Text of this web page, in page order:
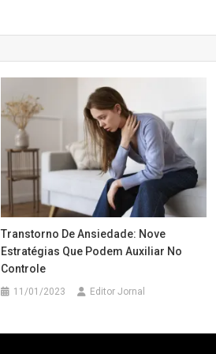
Transtorno De Ansiedade: Nove
Estratégias Que Podem Auxiliar No
Controle
11/01/2023 Editor Jornal